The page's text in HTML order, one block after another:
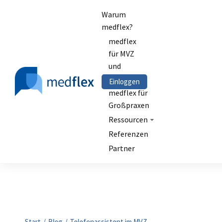
Warum
medflex?
medflex
für MVZ
und
Kliniken
medflex für
Großpraxen
Ressourcen
Referenzen
Partner
Einloggen